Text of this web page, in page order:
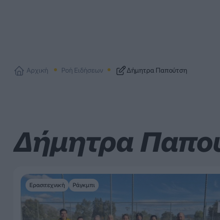
Αρχική Ροή Ειδήσεων Δήμητρα Παπούτση
Δήμητρα
Ερασιτεχνική Ράγκμπι